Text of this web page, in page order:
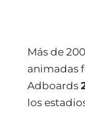
Más de
animadas
Adboards
los